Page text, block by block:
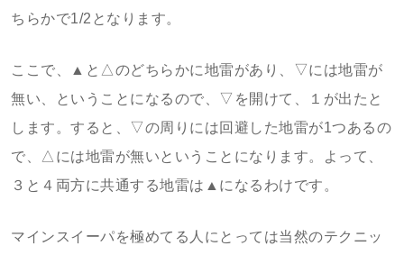
ちらかで1/2となります。
ここで、▲と△のどちらかに地雷があり、▽には地雷が
無い、ということになるので、▽を開けて、１が出たと
します。すると、▽の周りには回避した地雷が1つあるの
で、△には地雷が無いということになります。よって、
３と４両方に共通する地雷は▲になるわけです。
マインスイーパを極めてる人にとっては当然のテクニッ